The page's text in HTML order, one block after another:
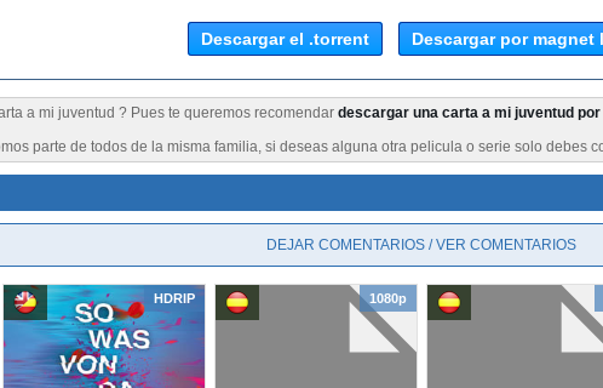
Descargar el .torrent Descargar por magnet
a mi juventud ? Pues te queremos recomendar descargar una carta a mi juventud
parte de todos de la misma familia, si deseas alguna otra pelicula o serie solo debes
DEJAR COMENTARIOS / VER COMENTARIOS
HDRIP 1080p